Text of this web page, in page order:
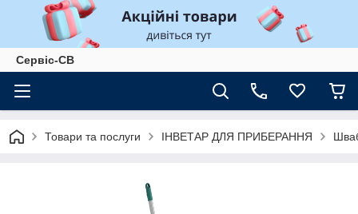
Сервіс-СВ
Товари та послуги ІНВЕТАР ДЛЯ ПРИБЕРАННЯ